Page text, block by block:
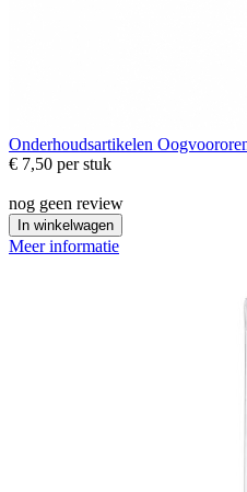
Onderhoudsartikelen
€ 7,50 per stuk
nog geen review
In winkelwagen
Meer informatie